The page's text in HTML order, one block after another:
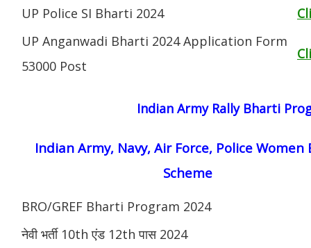
UP Police SI Bharti 2024
UP Anganwadi Bharti 2024 Application Form
53000 Post
Indian Army Rally Bharti
Indian Army, Navy, Air Force, Police Women
Scheme
BRO/GREF Bharti Program 2024
नेवी भर्ती 10th एंड 12th पास 2024